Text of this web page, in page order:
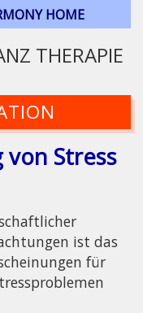
HOME
THERAPIE
von Stress
ist das
für